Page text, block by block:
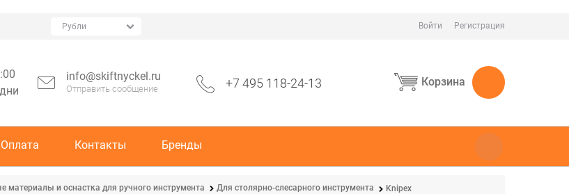
Войти Регистрация
info@skiftnyckel.ru
Отправить сообщение +7 495 118-24-13 Корзина
Оплата Контакты Бренды
материалы и оснастка для ручного инструмента Для столярно-слесарного инструмента Knipex